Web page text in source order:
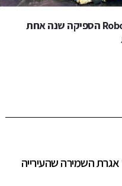
ל-Roborex 11070 הספיקה שנה אחת
השמירה שהעירייה